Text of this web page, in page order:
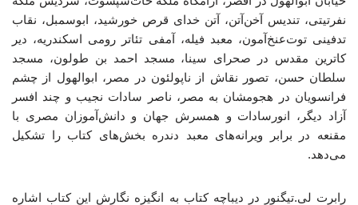
نفرتیتی، تندیس آخن‌آتن، آتن خدای قرص خورشید، ابوسمبل، نقاب
تدفینی توت‌عنخ‌آمون، معبد فیله، آمفی تئاتر رومی اسکندریه، دیر
کاترین مقدس در صحرای سینا، مسجد احمد بن طولون، مسجد
سلطان حسن، تصور نقاش از ناپولئون در مصر، ابوالهول از چشم
فرانسویان در هجومشان به مصر، ناصر سادات نجیب و چند افسر
آزاد دیگر، انورسادات و همسرش جهان و دانش‌آموزان مصری با
مقنعه در برابر ویرانه‌های معبد دندره بخش‌های کتاب را تشکیل
می‌دهد.
رابرت لی.تیگنور در دیباچه کتاب به انگیزه نگارش این کتاب اشاره